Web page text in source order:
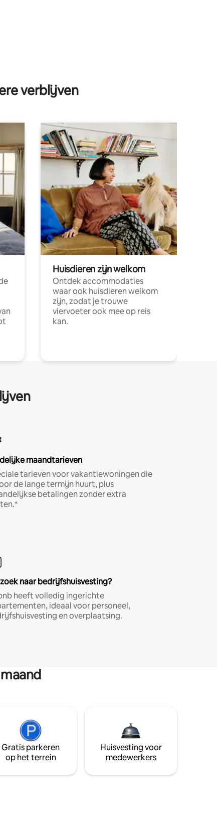
verblijven
Huisdieren zijn welkom
Ontdek accommodaties
waar ook huisdieren welkom
zijn, zodat je trouwe
viervoeter ook mee op reis
kan.
maandtarieven
tarieven voor vakantiewoningen die
de lange termijn huurt, plus
betalingen zonder extra
naar bedrijfshuisvesting?
heeft volledig ingerichte
ideaal voor personeel,
en overplaatsing.
Gratis parkeren
op het terrein
Huisvesting voor
medewerkers